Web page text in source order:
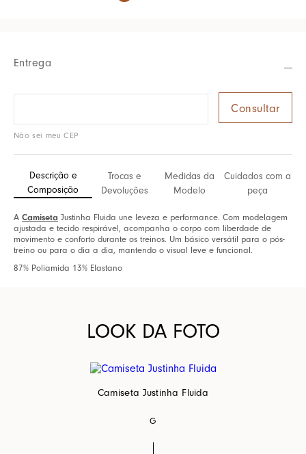
Entrega
Não sei meu CEP
Descrição e
Composição
Trocas e
Devoluções
Medidas da
Modelo
Cuidados com a
peça
A Camiseta Justinha Fluida une leveza e performance. Com modelagem
ajustada e tecido respirável, acompanha o corpo com liberdade de
movimento e conforto durante os treinos. Um básico versátil para o pós-
treino ou para o dia a dia, mantendo o visual leve e funcional.
87% Poliamida 13% Elastano
LOOK DA FOTO
Camiseta Justinha Fluida
G